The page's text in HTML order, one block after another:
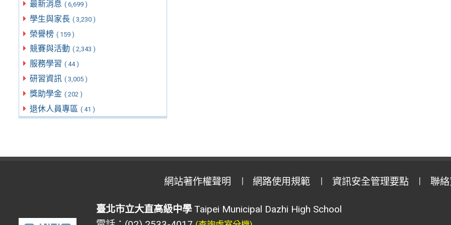
最新消息 ( 6,699 )
學生與家長 ( 3,230 )
榮譽榜 ( 159 )
競賽與活動 ( 2,343 )
服務學習 ( 44 )
研習資訊 ( 3,005 )
獎助學金 ( 202 )
退休人員專區 ( 41 )
網站著作權聲明 網路使用規範 資訊安全管理要點 聯
臺北市立大直高級中學Taipei Municipal Dazhi High School